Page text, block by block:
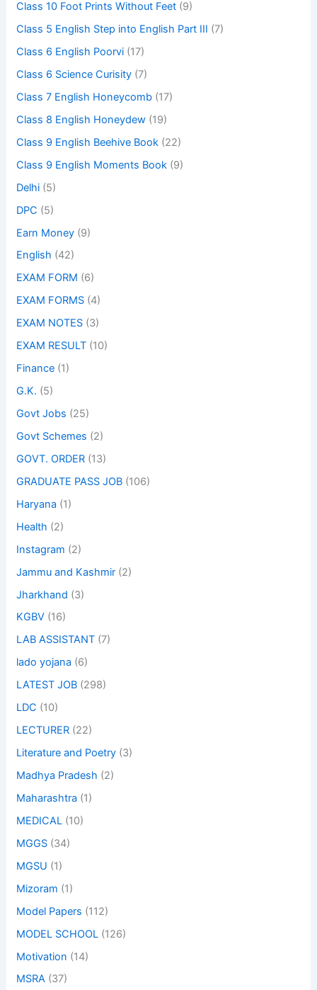
Class 10 Foot Prints Without Feet (9)
Class 5 English Step into English Part III (7)
Class 6 English Poorvi (17)
Class 6 Science Curisity (7)
Class 7 English Honeycomb (17)
Class 8 English Honeydew (19)
Class 9 English Beehive Book (22)
Class 9 English Moments Book (9)
Delhi (5)
DPC (5)
Earn Money (9)
English (42)
EXAM FORM (6)
EXAM FORMS (4)
EXAM NOTES (3)
EXAM RESULT (10)
Finance (1)
G.K. (5)
Govt Jobs (25)
Govt Schemes (2)
GOVT. ORDER (13)
GRADUATE PASS JOB (106)
Haryana (1)
Health (2)
Instagram (2)
Jammu and Kashmir (2)
Jharkhand (3)
KGBV (16)
LAB ASSISTANT (7)
lado yojana (6)
LATEST JOB (298)
LDC (10)
LECTURER (22)
Literature and Poetry (3)
Madhya Pradesh (2)
Maharashtra (1)
MEDICAL (10)
MGGS (34)
MGSU (1)
Mizoram (1)
Model Papers (112)
MODEL SCHOOL (126)
Motivation (14)
MSRA (37)